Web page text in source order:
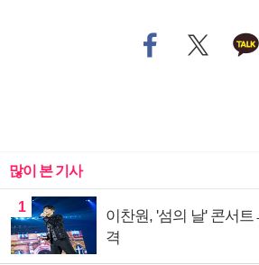
많이 본 기사
1
이찬원, '섬의 날' 콘서
격